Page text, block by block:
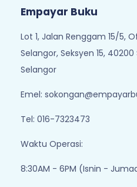
Empayar Buku
Lot 1, Jalan Renggam 15/5,
Selangor, Seksyen 15,
Selangor
Emel:
Tel: 016-7323473
Waktu Operasi:
8:30AM - 6PM (Isnin -